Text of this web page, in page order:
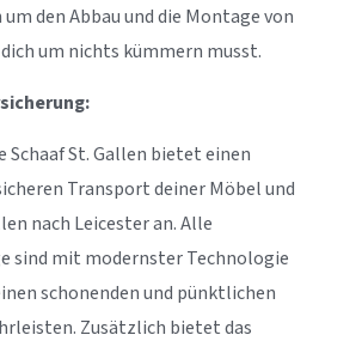
den Abbau und die Montage von
um nichts kümmern musst.
Schaaf St. Gallen bietet einen
Transport deiner Möbel und
nach Leicester an. Alle
sind mit modernster Technologie
schonenden und pünktlichen
Zusätzlich bietet das